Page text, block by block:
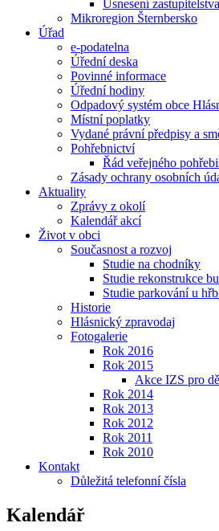
Usnesení
Mikroregion Šternbersko
Úřad
e-podatelna
Úřední deska
Povinné informace
Úřední hodiny
Odpadový systém obce
Místní poplatky
Vydané právní předpisy a
Pohřebnictví
Řád veřejného
Zásady ochrany osobních
Aktuality
Zprávy z okolí
Kalendář akcí
Život v obci
Současnost a rozvoj
Studie na chodníky
Studie rekonstrukce
Studie parkování u
Historie
Hlásnický zpravodaj
Fotogalerie
Rok 2016
Rok 2015
Akce IZS pro
Rok 2014
Rok 2013
Rok 2012
Rok 2011
Rok 2010
Kontakt
Důležitá telefonní čísla
Kalendář